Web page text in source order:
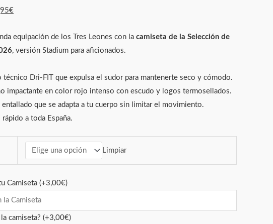
€
es:
equipación de los Tres Leones con la camiseta de la Selección de
, versión Stadium para aficionados.
técnico Dri-FIT que expulsa el sudor para mantenerte seco y cómodo.
impactante en color rojo intenso con escudo y logos termosellados.
entallado que se adapta a tu cuerpo sin limitar el movimiento.
rápido a toda España.
Limpiar
Camiseta (+3,00€)
camiseta? (+3,00€)